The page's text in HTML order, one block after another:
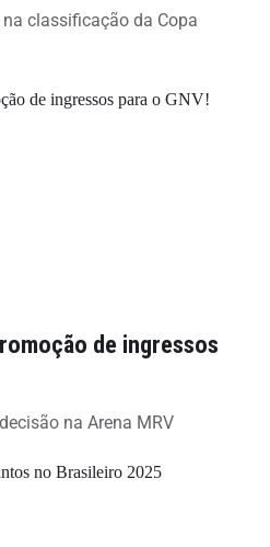
classificação da Copa
de ingressos
na Arena MRV